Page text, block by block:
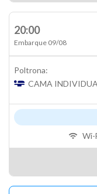
20:00
Embarque 09/08
Poltrona:
CAMA
Wi-